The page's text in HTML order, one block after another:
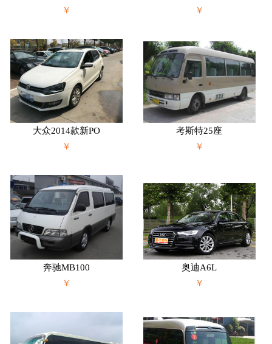
￥
￥
大众2014款新PO
￥
考斯特25座
￥
奔驰MB100
￥
奥迪A6L
￥